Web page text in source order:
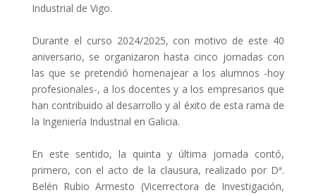
Industrial de Vigo.
Durante el curso 2024/2025, con motivo de este 40
aniversario, se organizaron hasta cinco jornadas con
las que se pretendió homenajear a los alumnos -hoy
profesionales-, a los docentes y a los empresarios que
han contribuido al desarrollo y al éxito de esta rama de
la Ingeniería Industrial en Galicia.
En este sentido, la quinta y última jornada contó,
primero, con el acto de la clausura, realizado por Dª.
Belén Rubio Armesto (Vicerrectora de Investigación,